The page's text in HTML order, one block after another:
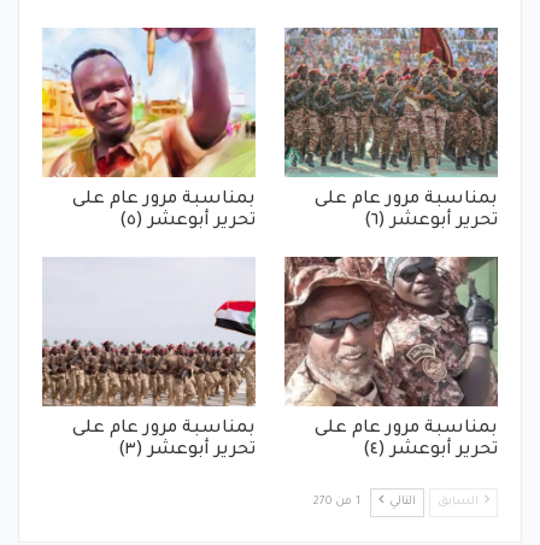
بمناسبة مرور عام على
تحرير أبوعشر (٦)
بمناسبة مرور عام على
تحرير أبوعشر (٥)
بمناسبة مرور عام على
تحرير أبوعشر (٤)
بمناسبة مرور عام على
تحرير أبوعشر (٣)
السابق التالي 1 من 270